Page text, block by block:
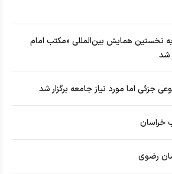
به نخستین همایش بین‌المللی «مکتب امام
شد
جزئی اما مورد نیاز جامعه برگزار شد
خراسان
رضوی